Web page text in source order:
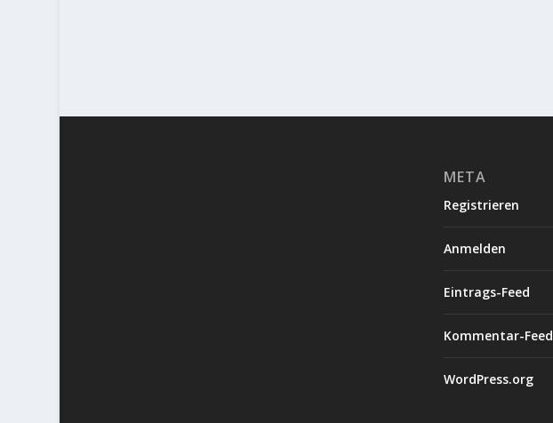
META
Registrieren
Anmelden
Eintrags-Feed
Kommentar-Feed
WordPress.org